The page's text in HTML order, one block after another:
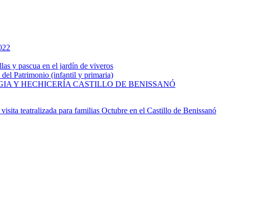
y pascua en el jardín de viveros
del Patrimonio (infantil y primaria)
Y HECHICERÍA CASTILLO DE BENISSANÓ
teatralizada para familias Octubre en el Castillo de Benissanó